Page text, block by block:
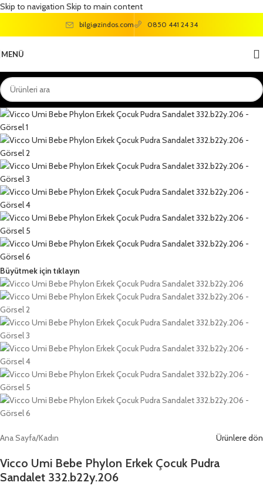
Skip to navigation Skip to main content
bilgi@zindos.com 0850 441 24 34
MENÜ
Büyütmek için tıklayın
Ana Sayfa/Kadın Ürünlere dön
Vicco Umi Bebe Phylon Erkek Çocuk Pudra
Sandalet 332.b22y.206